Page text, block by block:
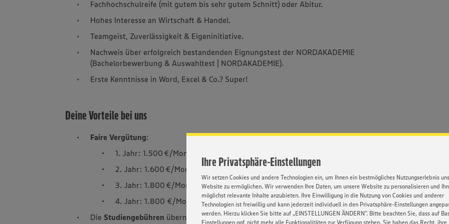
Ihre Privatsphäre-Einstellungen
Wir setzen Cookies und andere Technologien ein, um Ihnen ein bestmögliches Nutzungserlebnis
Website zu ermöglichen. Wir verwenden Ihre Daten, um unsere Website zu personalisieren und
möglichst relevante Inhalte anzubieten. Ihre Einwilligung in die Nutzung von Cookies und anderer
Technologien ist freiwillig und kann jederzeit individuell in den Privatsphäre-Einstellungen
werden. Hierzu klicken Sie bitte auf „EINSTELLUNGEN ÄNDERN”. Bitte beachten Sie, dass auf
Einstellungen ggf. nicht mehr alle Funktionalitäten zur Verfügung stehen. Sie haben das Recht, ihre
Fachhochschulreife (mit gutem bis sehr gutem Schnitt) oder Abitur.
Hohes Interesse an Wirtschaft & Handel.
Teamgeist, Zuverlässigkeit & Eigeninitiative.
Nachweis über erfolgreich bestandenden Eignungstest der NORDAKADEMIE
(Bachelorbewerbung & Auswahltest | NORDAKADEMIE).
Erste Kenntnisse in Word, Excel & Co.? Super!
Deine Vorteile bei uns
Faire Vergütung:
1. Jahr: 1.500 €/Monat
2. Jahr: 1.600 €/Monat
3. Jahr: 1.800 €/Monat
4. Jahr: 1.800 €/Monat
Die Studiengebühren übernehmen wir komplett.